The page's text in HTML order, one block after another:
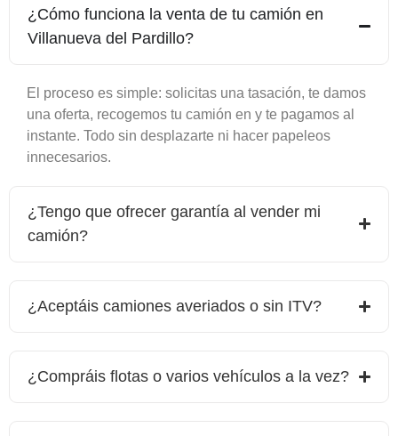
¿Cómo funciona la venta de tu camión en
Villanueva del Pardillo?
El proceso es simple: solicitas una tasación, te damos
una oferta, recogemos tu camión en y te pagamos al
instante. Todo sin desplazarte ni hacer papeleos
innecesarios.
¿Tengo que ofrecer garantía al vender mi
camión?
¿Aceptáis camiones averiados o sin ITV?
¿Compráis flotas o varios vehículos a la vez?